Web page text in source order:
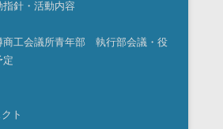
針・活動内容
商工会議所青年部 執行部会議・役
定
ト